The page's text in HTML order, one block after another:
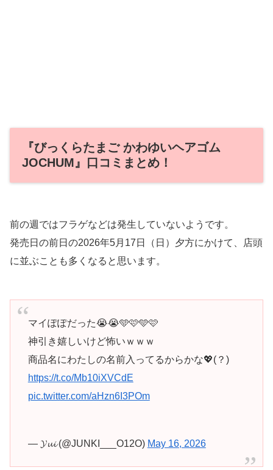
『びっくらたまご かわゆいヘアゴム
JOCHUM』口コミまとめ！
前の週ではフラゲなどは発生していないようです。
発売日の前日の2026年5月17日（日）夕方にかけて、店頭
に並ぶことも多くなると思います。
マイぽぽだった😭😭🩵🩷🩵🩷
神引き嬉しいけど怖いｗｗｗ
商品名にわたしの名前入ってるからかな💖(？)
https://t.co/Mb10iXVCdE
pic.twitter.com/aHzn6I3POm
— 𝓨𝓾𝓲 (@JUNKI___O12O) May 16, 2026